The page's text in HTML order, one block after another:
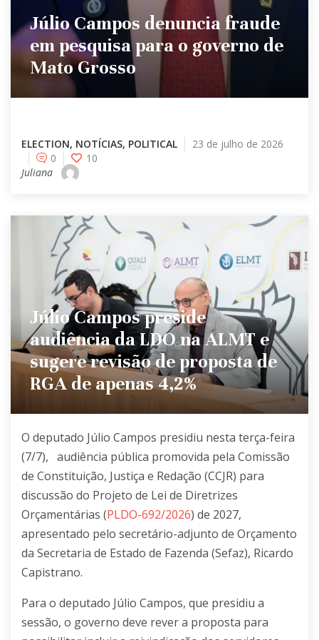
Júlio Campos denuncia fraude
em pesquisa para o governo de
Mato Grosso
ELECTION, NOTÍCIAS, POLITICAL
23 de julho de 2026
0
10
Juliana
Júlio Campos preside
audiência da LDO na ALMT e
sugere revisão de proposta de
RGA de apenas 4,2%
O deputado Júlio Campos presidiu nesta terça-feira
(7/7), audiência pública promovida pela Comissão
de Constituição, Justiça e Redação (CCJR) para
discussão do Projeto de Lei de Diretrizes
Orçamentárias (PLDO-692/2026) de 2027,
apresentado pelo secretário-adjunto de Orçamento
da Secretaria de Estado de Fazenda (Sefaz), Ricardo
Capistrano.
Para o deputado Júlio Campos, que presidiu a
sessão, o governo deve rever a proposta para